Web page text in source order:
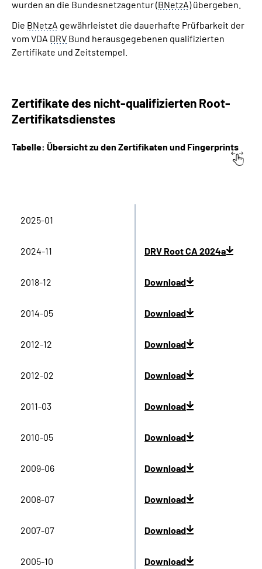
wurden an die Bundesnetzagentur (BNetzA) übergeben.
Die BNetzA gewährleistet die dauerhafte Prüfbarkeit der
vom VDA DRV Bund herausgegebenen qualifizierten
Zertifikate und Zeitstempel.
Zertifikate des nicht-qualifizierten Root-
Zertifikatsdienstes
Tabelle: Übersicht zu den Zertifikaten und Fingerprints
2025-01
2024-11 DRV Root CA 2024a
2018-12 Download
2014-05 Download
2012-12 Download
2012-02 Download
2011-03 Download
2010-05 Download
2009-06 Download
2008-07 Download
2007-07 Download
2005-10 Download